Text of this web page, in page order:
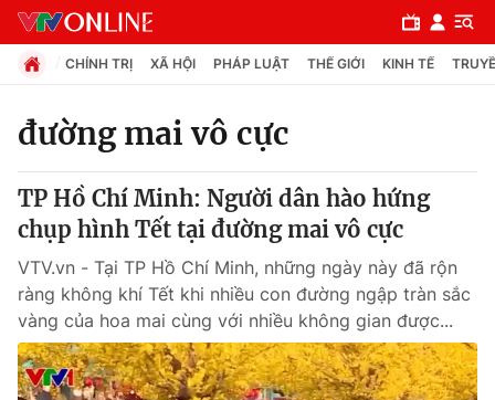
Chuyên mục
Chính trị
Xã hội
Pháp luật
CHÍNH TRỊ XÃ HỘI PHÁP LUẬT THẾ GIỚI KINH TẾ
đường mai vô cực
TP Hồ Chí Minh: Người dân hào hứng
chụp hình Tết tại đường mai vô cực
VTV.vn - Tại TP Hồ Chí Minh, những ngày này đã rộn
ràng không khí Tết khi nhiều con đường ngập tràn sắc
vàng của hoa mai cùng với nhiều không gian được...